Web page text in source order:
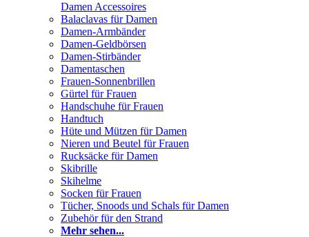
Damen Accessoires
Balaclavas für Damen
Damen-Armbänder
Damen-Geldbörsen
Damen-Stirbänder
Damentaschen
Frauen-Sonnenbrillen
Gürtel für Frauen
Handschuhe für Frauen
Handtuch
Hüte und Mützen für Damen
Nieren und Beutel für Frauen
Rucksäcke für Damen
Skibrille
Skihelme
Socken für Frauen
Tücher, Snoods und Schals für Damen
Zubehör für den Strand
Mehr sehen...